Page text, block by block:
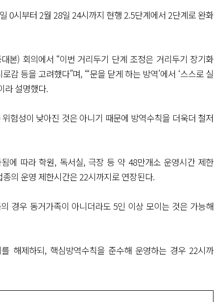
0시부터 2월 28일 24시까지 현행 2.5단계에서 2단계로 완화
본) 회의에서 “이번 거리두기 단계 조정은 거리두기 장기화
등을 고려했다”며, “‘문을 닫게 하는 방역’에서 ‘스스로 실
라 설명했다.
험성이 낮아진 것은 아니기 때문에 방역수칙을 더욱더 철저
에 따라 학원, 독서실, 극장 등 약 48만개소 운영시간 제한
의 운영 제한시간은 22시까지로 연장된다.
경우 동거가족이 아니더라도 5인 이상 모이는 것은 가능해
해제하되, 핵심방역수칙을 준수해 운영하는 경우 22시까